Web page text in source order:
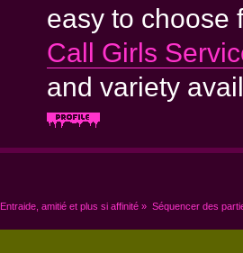
easy to choose
Call Girls
and variety
Entraide, amitié et plus si affinité » Séquencer des